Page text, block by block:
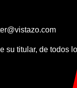
su titular, de todos